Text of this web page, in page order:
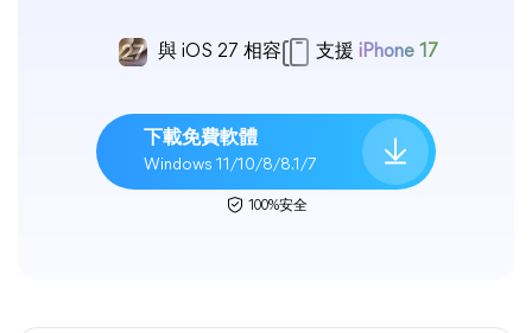
與 iOS 27 相容 支援 iPhone 17
下載免費軟體
Windows 11/10/8/8.1/7
100%安全